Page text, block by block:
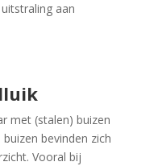
aan
met (stalen) buizen
bevinden zich
Vooral bij